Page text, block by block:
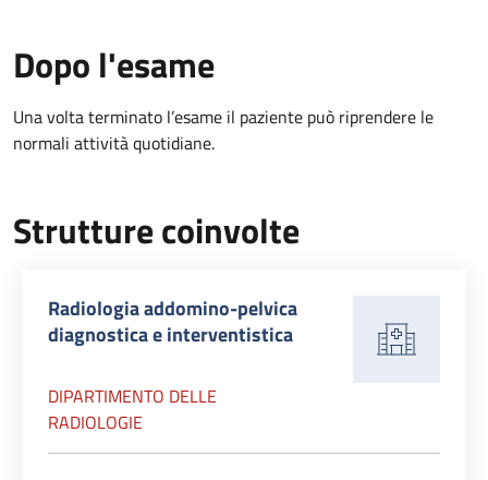
Dopo l'esame
Una volta terminato l’esame il paziente può riprendere le
normali attività quotidiane.
Strutture coinvolte
Radiologia addomino-pelvica
diagnostica e interventistica
DIPARTIMENTO DELLE
RADIOLOGIE